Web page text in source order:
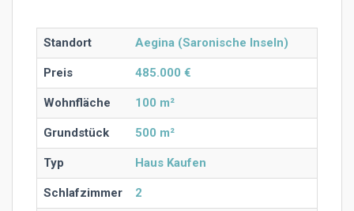
Standort Aegina (Saronische Inseln)
Preis 485.000 €
Wohnfläche 100 m²
Grundstück 500 m²
Typ Haus Kaufen
Schlafzimmer 2